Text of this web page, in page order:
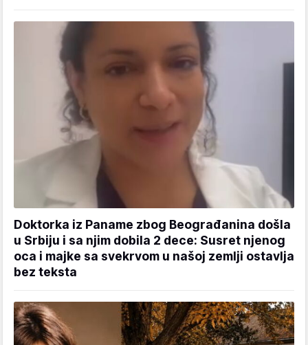
Doktorka iz Paname zbog Beograđanina došla
u Srbiju i sa njim dobila 2 dece: Susret njenog
oca i majke sa svekrvom u našoj zemlji ostavlja
bez teksta